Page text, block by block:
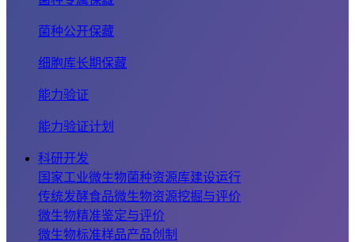
菌种公开保藏
细胞库长期保藏
能力验证
能力验证计划
科研开发
国家工业微生物菌种资源库建设运行
传统发酵食品微生物资源挖掘与评价
微生物精准鉴定与评价
微生物标准样品产品创制